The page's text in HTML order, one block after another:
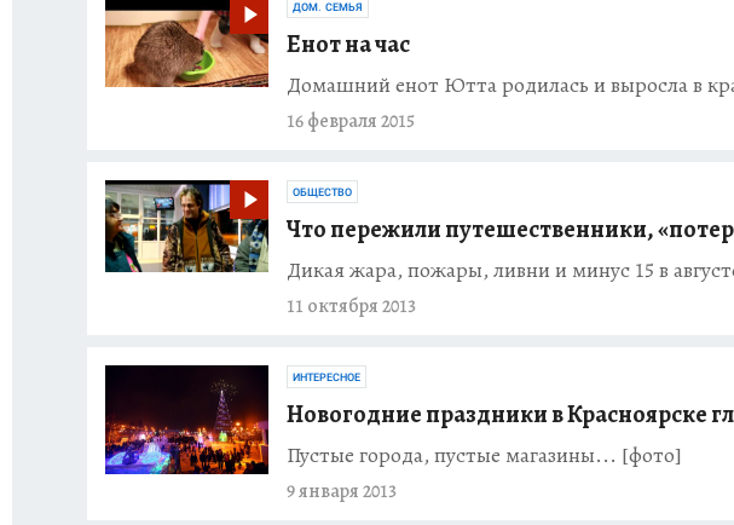
ДОМ. СЕМЬЯ
Енот на час
Домашний енот Ютта родилась и выросла в
16 февраля 2015
ОБЩЕСТВО
Что пережили путешественники,
Дикая жара, пожары, ливни и минус 15 в
11 октября 2013
ИНТЕРЕСНОЕ
Новогодние праздники в Красноярске
Пустые города, пустые магазины... [фото]
9 января 2013